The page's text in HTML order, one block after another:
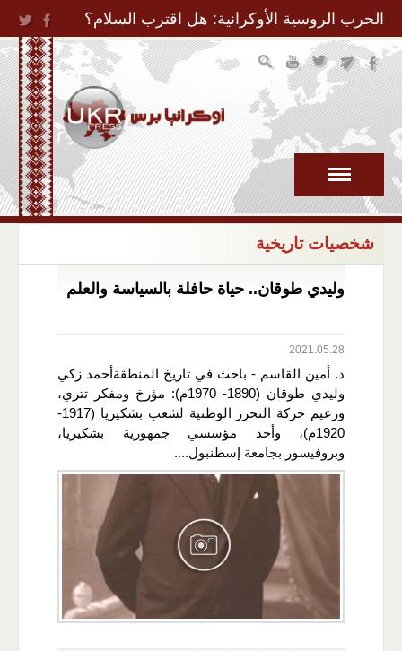
Jump to Navigation
الحرب الروسية الأوكرانية: هل اقترب السلام؟
شخصيات تاريخية
وليدي طوقان.. حياة حافلة بالسياسة والعلم
2021.05.28
د. أمين القاسم - باحث في تاريخ المنطقةأحمد زكي
وليدي طوقان (1890- 1970م): مؤرخ ومفكر تتري،
وزعيم حركة التحرر الوطنية لشعب بشكيريا (1917-
1920م)، وأحد مؤسسي جمهورية بشكيريا،
وبروفيسور بجامعة إسطنبول....